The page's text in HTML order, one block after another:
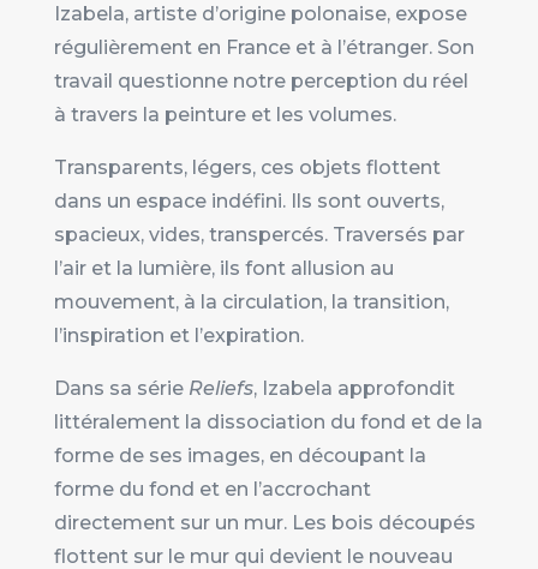
Izabela, artiste d’origine polonaise, expose
régulièrement en France et à l’étranger. Son
travail questionne notre perception du réel
à travers la peinture et les volumes.
Transparents, légers, ces objets flottent
dans un espace indéfini. Ils sont ouverts,
spacieux, vides, transpercés. Traversés par
l’air et la lumière, ils font allusion au
mouvement, à la circulation, la transition,
l’inspiration et l’expiration.
Dans sa série Reliefs, Izabela approfondit
littéralement la dissociation du fond et de la
forme de ses images, en découpant la
forme du fond et en l’accrochant
directement sur un mur. Les bois découpés
flottent sur le mur qui devient le nouveau